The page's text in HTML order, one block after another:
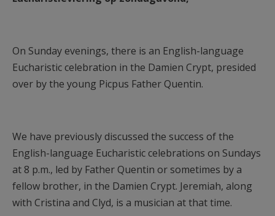
On Sunday evenings, there is an English-language
Eucharistic celebration in the Damien Crypt, presided
over by the young Picpus Father Quentin.
We have previously discussed the success of the
English-language Eucharistic celebrations on Sundays
at 8 p.m., led by Father Quentin or sometimes by a
fellow brother, in the Damien Crypt. Jeremiah, along
with Cristina and Clyd, is a musician at that time.